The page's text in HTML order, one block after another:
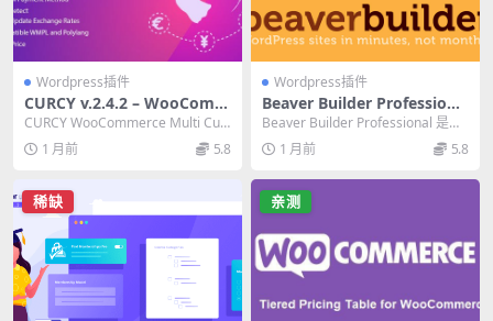
Wordpress插件
CURCY v.2.4.2 – WooComm
erce Multi Currency 终极多
币种切换器插件
CURCY WooCommerce Multi Curr
ency 是一款终极多币...
1 月前 5.8
Wordpress插件
Beaver Builder Professiona
l 海狸页面构建器插件：终极
WordPress可视化构建工具
Beaver Builder Professional 是一
款强大的WordPr...
1 月前 5.8
稀缺 亲测